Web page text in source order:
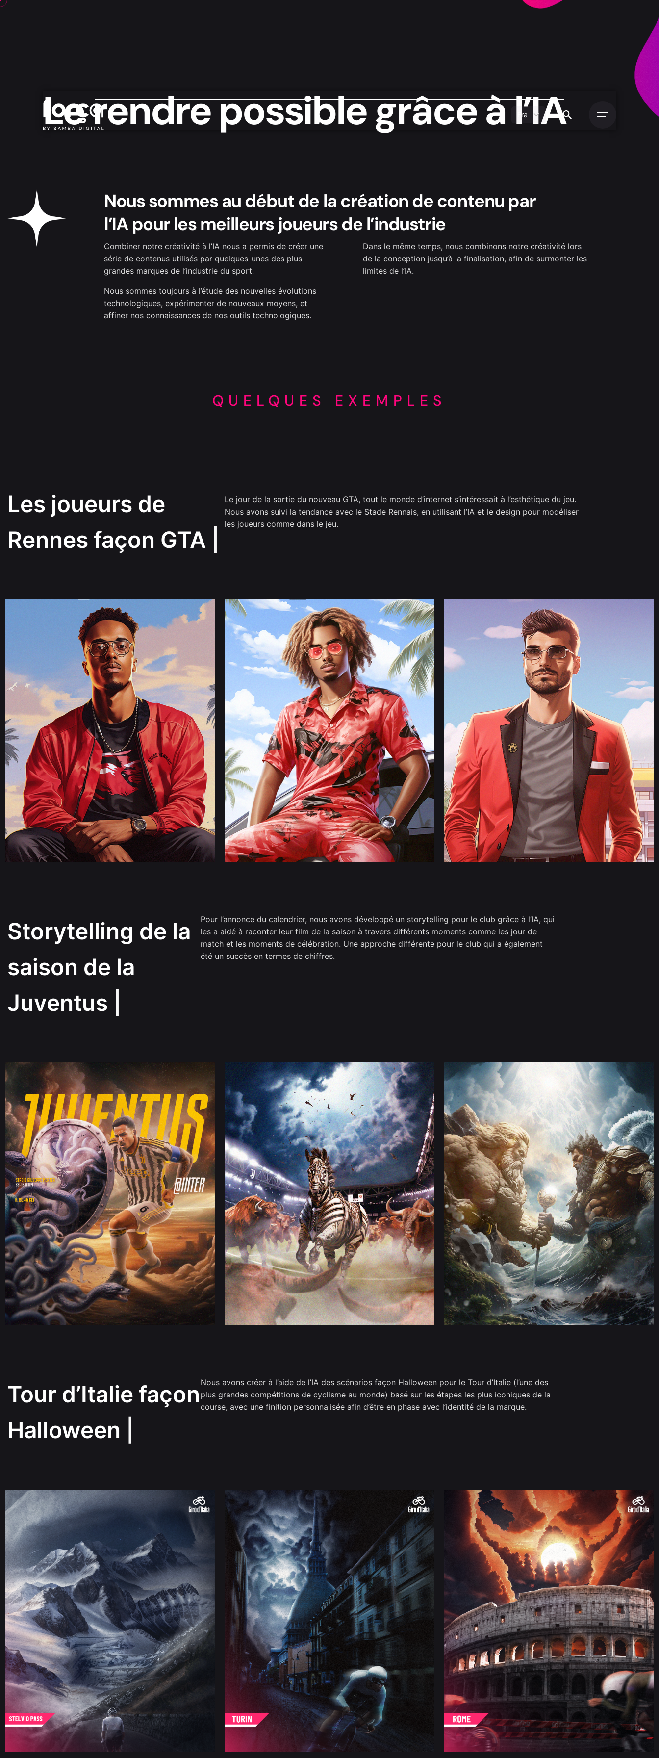
Le rendre possible grâce à l’IA
Nous sommes au début de la création de contenu par
l’IA pour les meilleurs joueurs de l’industrie
Combiner notre créativité à l’IA nous a permis de créer une
série de contenus utilisés par quelques-unes des plus
grandes marques de l’industrie du sport.
Nous sommes toujours à l’étude des nouvelles évolutions
technologiques, expérimenter de nouveaux moyens, et
affiner nos connaissances de nos outils technologiques.
Dans le même temps, nous combinons notre créativité lors
de la conception jusqu’à la finalisation, afin de surmonter les
limites de l’IA.
QUELQUES EXEMPLES
Les joueurs de
Rennes façon GTA
Le jour de la sortie du nouveau GTA, tout le monde d’internet s’intéressait à l’esthétique du jeu.
Nous avons suivi la tendance avec le Stade Rennais, en utilisant l’IA et le design pour modéliser
les joueurs comme dans le jeu.
Storytelling de la
saison de la
Juventus
Pour l’annonce du calendrier, nous avons développé un storytelling pour le club grâce à l’IA, qui
les a aidé à raconter leur film de la saison à travers différents moments comme les jour de
match et les moments de célébration. Une approche différente pour le club qui a également
été un succès en termes de chiffres.
Tour d’Italie façon
Halloween
Nous avons créer à l’aide de l’IA des scénarios façon Halloween pour le Tour d’Italie (l’une des
plus grandes compétitions de cyclisme au monde) basé sur les étapes les plus iconiques de la
course, avec une finition personnalisée afin d’être en phase avec l’identité de la marque.